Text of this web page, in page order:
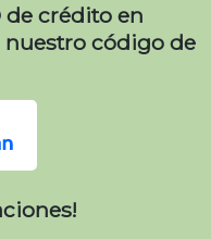
de crédito en
código de